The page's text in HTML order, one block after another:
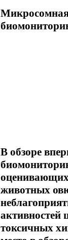
Микросомная
В обзоре
животных
активностей
токсичных